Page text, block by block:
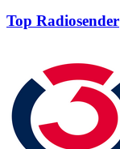
Top Radiosender